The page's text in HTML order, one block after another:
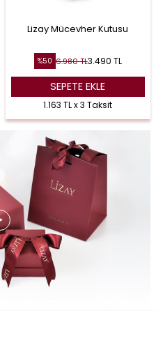
Lizay Mücevher Kutusu
%50 6.980TL3.490 TL
SEPETE EKLE
1.163 TL x 3 Taksit